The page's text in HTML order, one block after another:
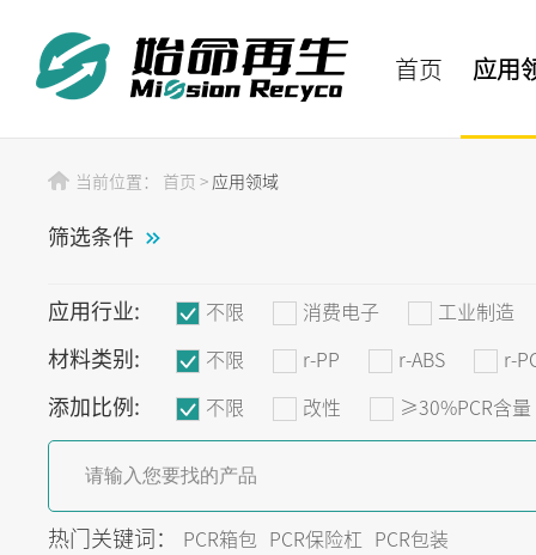
首页 应用
当前位置： 首页 > 应用领域
筛选条件
应用行业: 不限 消费电子 工业制造
材料类别: 不限 r-PP r-ABS r-
添加比例: 不限 改性 ≥30%PCR含量
热门关键词： PCR箱包 PCR保险杠 PCR包装